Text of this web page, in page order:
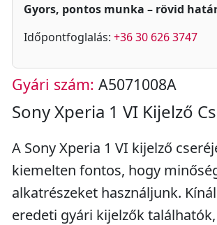
Gyors, pontos munka – rövid
Időpontfoglalás: +36 30 626 3747
Gyári szám: A5071008A
Sony Xperia 1 VI Kijelző
A Sony Xperia 1 VI kijelző
kiemelten fontos, hogy
alkatrészeket használjunk.
eredeti gyári kijelzők